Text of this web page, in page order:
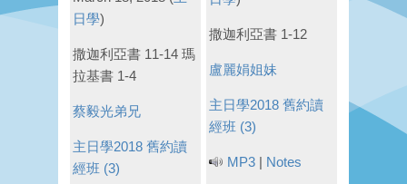
日學)
撒迦利亞書 11-14 瑪
拉基書 1-4
蔡毅光弟兄
主日學2018 舊約讀
經班 (3)
撒迦利亞書 1-12
盧麗娟姐妹
主日學2018 舊約讀
經班 (3)
MP3 | Notes